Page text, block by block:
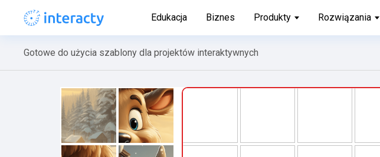
Edukacja Biznes Produkty Rozwiązania
Gotowe do użycia szablony dla projektów interaktywnych